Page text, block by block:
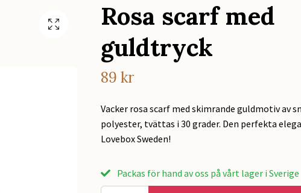
Rosa scarf med
guldtryck
89 kr
Vacker rosa scarf med skimrande guldmotiv av
polyester, tvättas i 30 grader. Den perfekta
Lovebox Sweden!
Packas för hand av oss på vårt lager i Sverige